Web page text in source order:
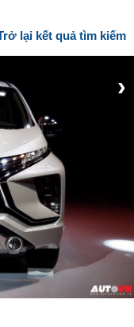
lại kết quả tìm kiếm
›